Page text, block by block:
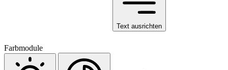
Text ausrichten
Farbmodule